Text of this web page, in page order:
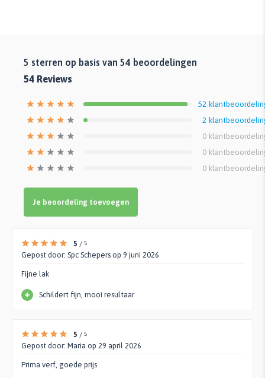
5 sterren op basis van 54 beoordelingen
54 Reviews
52
2
0
0
0
Je beoordeling toevoegen
5 / 5
Gepost door: Spc Schepers op 9 juni 2026
Fijne lak
+ Schildert fijn, mooi resultaar
5 / 5
Gepost door: Maria op 29 april 2026
Prima verf, goede prijs